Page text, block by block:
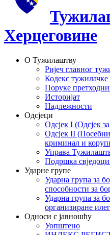
Херцеговине
О Тужилаштву
Ријеч главног
Кодекс тужилачке
Поруке
Историјат
Надлежности
Одсјеци
Одсјек I (Одсјек
Одсјек II (Посебни
криминал и
Управа
Подршка
Ударне групе
Ударна група за
способности за
Ударна група за
организиране
Односи с јавношћу
Уопштено